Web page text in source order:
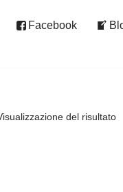
Facebook
del risultato